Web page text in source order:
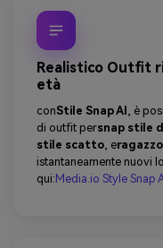
Realistico Outfit
età
conStile Snap AI , è
di outfit persnap stile
stile scatto , e
istantaneamente nuovi
qui:Media.io Style Snap